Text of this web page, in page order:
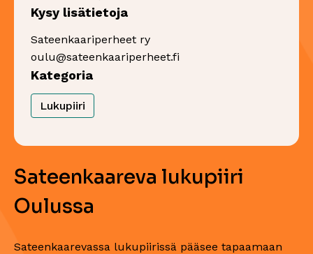
Kysy lisätietoja
Sateenkaariperheet ry
oulu@sateenkaariperheet.fi
Kategoria
Lukupiiri
Sateenkaareva lukupiiri
Oulussa
Sateenkaarevassa lukupiirissä pääsee tapaamaan